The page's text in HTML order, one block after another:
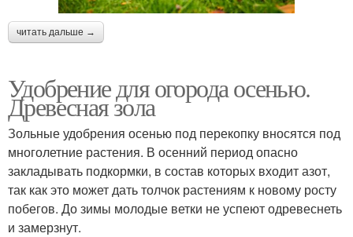
читать дальше →
Удобрение для огорода осенью.
Древесная зола
Зольные удобрения осенью под перекопку вносятся под
многолетние растения. В осенний период опасно
закладывать подкормки, в состав которых входит азот,
так как это может дать толчок растениям к новому росту
побегов. До зимы молодые ветки не успеют одревеснеть
и замерзнут.